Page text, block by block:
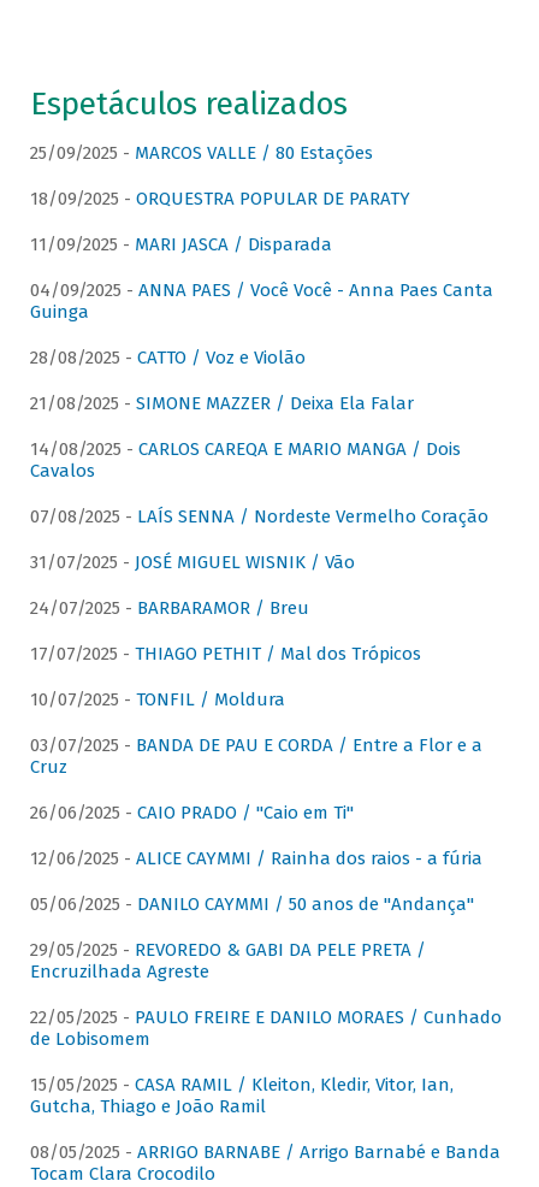
Espetáculos realizados
25/09/2025 - MARCOS VALLE / 80 Estações
18/09/2025 - ORQUESTRA POPULAR DE PARATY
11/09/2025 - MARI JASCA / Disparada
04/09/2025 - ANNA PAES / Você Você - Anna Paes Canta
Guinga
28/08/2025 - CATTO / Voz e Violão
21/08/2025 - SIMONE MAZZER / Deixa Ela Falar
14/08/2025 - CARLOS CAREQA E MARIO MANGA / Dois
Cavalos
07/08/2025 - LAÍS SENNA / Nordeste Vermelho Coração
31/07/2025 - JOSÉ MIGUEL WISNIK / Vão
24/07/2025 - BARBARAMOR / Breu
17/07/2025 - THIAGO PETHIT / Mal dos Trópicos
10/07/2025 - TONFIL / Moldura
03/07/2025 - BANDA DE PAU E CORDA / Entre a Flor e a
Cruz
26/06/2025 - CAIO PRADO / "Caio em Ti"
12/06/2025 - ALICE CAYMMI / Rainha dos raios - a fúria
05/06/2025 - DANILO CAYMMI / 50 anos de "Andança"
29/05/2025 - REVOREDO & GABI DA PELE PRETA /
Encruzilhada Agreste
22/05/2025 - PAULO FREIRE E DANILO MORAES / Cunhado
de Lobisomem
15/05/2025 - CASA RAMIL / Kleiton, Kledir, Vitor, Ian,
Gutcha, Thiago e João Ramil
08/05/2025 - ARRIGO BARNABE / Arrigo Barnabé e Banda
Tocam Clara Crocodilo